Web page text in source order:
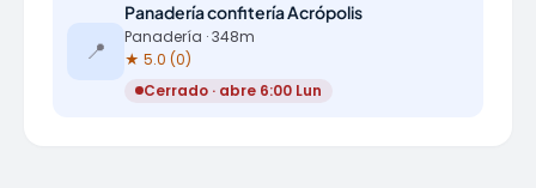
📍
Panadería confitería Acrópolis
Panadería · 348m
★ 5.0 (0)
Cerrado · abre 6:00 Lun